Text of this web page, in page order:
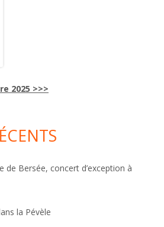
2025 >>>
de Bersée, concert d’exception à
la Pévèle